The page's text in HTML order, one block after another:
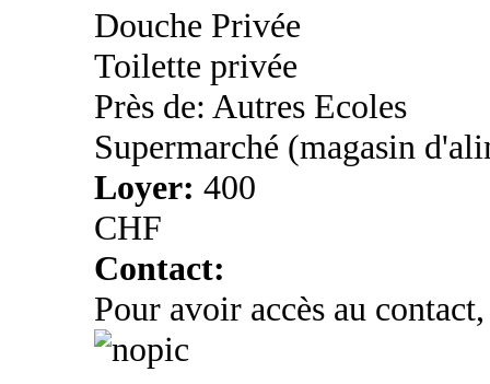
Douche Privée
Toilette privée
Près de: Autres Ecoles
Supermarché (magasin
Loyer: 400
CHF
Contact:
Pour avoir accès au